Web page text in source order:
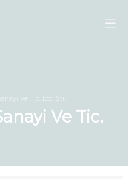
Ve Tic. Ltd. Şti.
Ve Tic.